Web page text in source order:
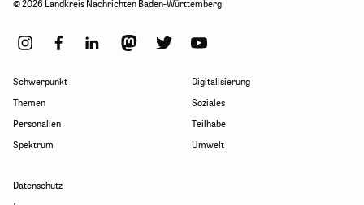
Schwerpunkt
Themen
Personalien
Spektrum
Digitalisierung
Soziales
Teilhabe
Umwelt
Datenschutz
© 2026 Landkreis Nachrichten Baden-Württemberg